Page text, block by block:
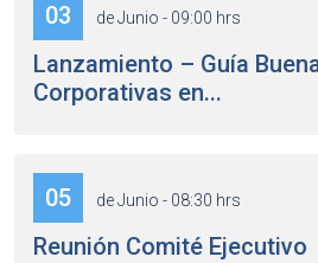
03 de Junio - 09:00 hrs
Lanzamiento – Guía
Corporativas en...
05 de Junio - 08:30 hrs
Reunión Comité Ejecutivo